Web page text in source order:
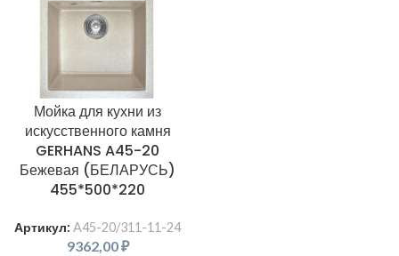
Мойка для кухни из
искусственного камня
GERHANS A45-20
Бежевая (БЕЛАРУСЬ)
455*500*220
Артикул: A45-20/311-11-24
9362,00₽